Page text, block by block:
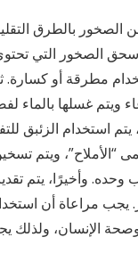
الصخور بالطرق
سحق الصخور التي
مطرقة أو كسارة.
ويتم غسلها بالماء
استخدام الزئبق
ويتم
وحده. وأخيرًا، يتم
يجب مراعاة أن
الإنسان، ولذلك